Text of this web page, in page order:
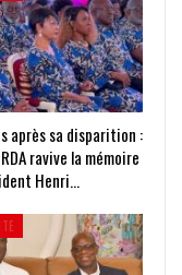
après sa disparition :
ravive la mémoire
Henri…